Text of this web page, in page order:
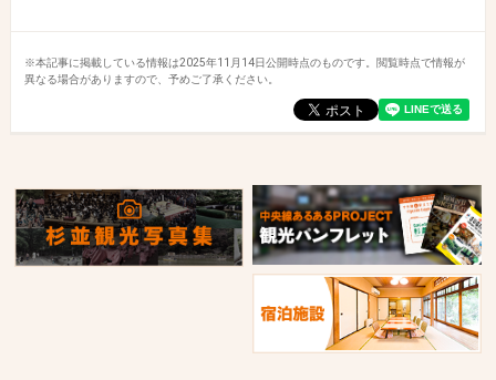
※本記事に掲載している情報は2025年11月14日公開時点のものです。閲覧時点で情報が
異なる場合がありますので、予めご了承ください。